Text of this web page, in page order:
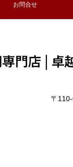
お問合せ
門店 | 卓
〒